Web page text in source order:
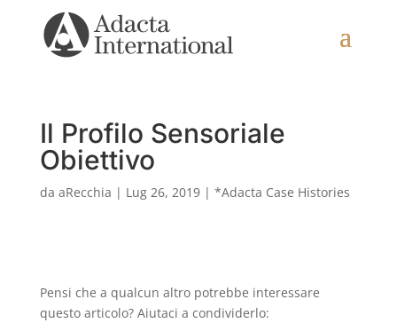
Il Profilo Sensoriale
Obiettivo
da aRecchia | Lug 26, 2019| *Adacta Case Histories
Pensi che a qualcun altro potrebbe interessare
questo articolo? Aiutaci a condividerlo: